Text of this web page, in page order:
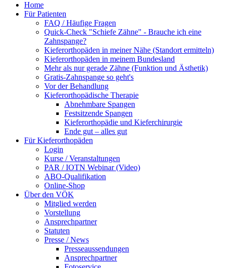
Home
Für Patienten
FAQ / Häufige Fragen
Quick-Check "Schiefe Zähne" - Brauche ich eine
Zahnspange?
Kieferorthopäden in meiner Nähe (Standort ermitteln)
Kieferorthopäden in meinem Bundesland
Mehr als nur gerade Zähne (Funktion und Ästhetik)
Gratis-Zahnspange so geht's
Vor der Behandlung
Kieferorthopädische Therapie
Abnehmbare Spangen
Festsitzende Spangen
Kieferorthopädie und Kieferchirurgie
Ende gut – alles gut
Für Kieferorthopäden
Login
Kurse / Veranstaltungen
PAR / IOTN Webinar (Video)
ABO-Qualifikation
Online-Shop
Über den VÖK
Mitglied werden
Vorstellung
Ansprechpartner
Statuten
Presse / News
Presseaussendungen
Ansprechpartner